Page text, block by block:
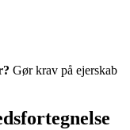
Gør krav på ejerskab